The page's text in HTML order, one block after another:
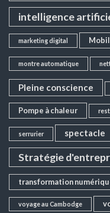
intelligence
marketing digital
montre automatique
Pleine conscience
Pompe à chaleur
serrurier spectacle
Stratégie
transformation
voyage au Cambodge